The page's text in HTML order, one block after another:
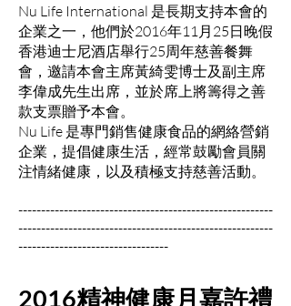
Nu Life International 是長期支持本會的
企業之一，他們於2016年11月25日晚假
香港迪士尼酒店舉行25周年慈善餐舞
會，邀請本會主席黃綺雯博士及副主席
李偉成先生出席，並於席上將籌得之善
款支票贈予本會。
Nu Life 是專門銷售健康食品的網絡營銷
企業，提倡健康生活，經常鼓勵會員關
注情緒健康，以及積極支持慈善活動。
--------------------------------------------------------
--------------------------------------------------------
---------------------------------
2016精神健康月嘉許禮